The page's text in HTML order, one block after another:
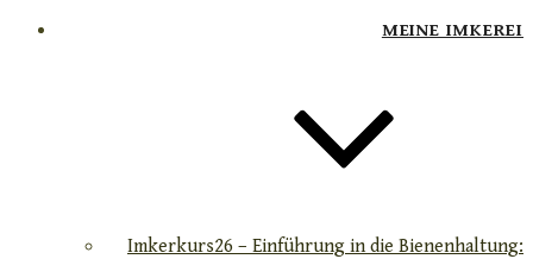
MEINE IMKEREI
Imkerkurs26 – Einführung in die Bienenhaltung: